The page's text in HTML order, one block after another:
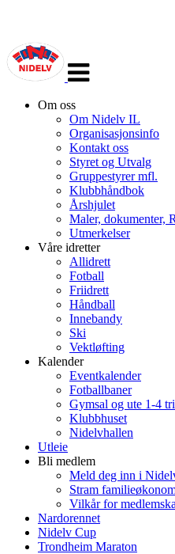
navigasjon
Om oss
Om Nidelv IL
Organisasjonsinfo
Kontakt oss
Styret og Utvalg
Gruppestyrer mfl.
Klubbhåndbok
Årshjulet
Maler, dokumenter,
Utmerkelser
Våre idretter
Allidrett
Fotball
Friidrett
Håndball
Innebandy
Ski
Vektløfting
Kalender
Eventkalender
Fotballbaner
Gymsal og ute 1-4
Klubbhuset
Nidelvhallen
Utleie
Bli medlem
Meld deg inn i
Stram
Vilkår for
Nardorennet
Nidelv Cup
Trondheim Maraton